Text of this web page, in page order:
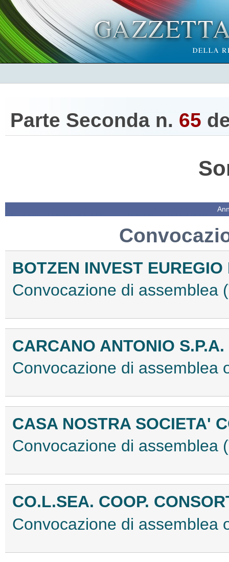
Parte Seconda n. 65
BOTZEN INVEST
Convocazione di assemblea
CARCANO ANTONIO S.P.A.
Convocazione di assemblea
CASA NOSTRA SOCIETA'
Convocazione di assemblea
CO.L.SEA. COOP.
Convocazione di assemblea